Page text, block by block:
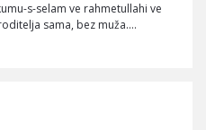
s-selam ve rahmetullahi ve
sama, bez muža.…